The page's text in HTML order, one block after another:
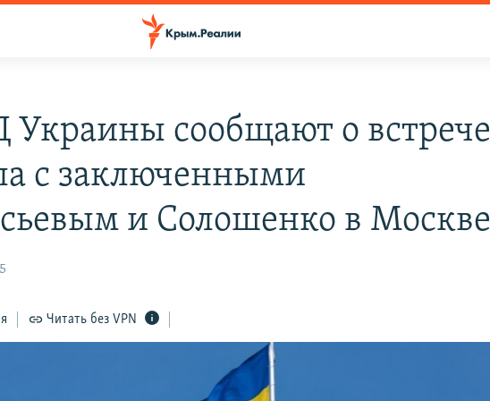
сообщают о встрече
с заключенными
и Солошенко в Москве
Читать без VPN